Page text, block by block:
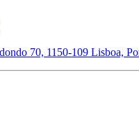
70, 1150-109 Lisboa,